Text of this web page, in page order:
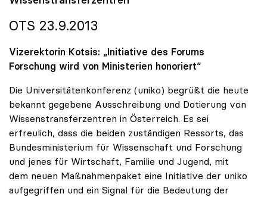
OTS 23.9.2013
Vizerektorin Kotsis: „Initiative des Forums
Forschung wird von Ministerien honoriert“
Die Universitätenkonferenz (uniko) begrüßt die heute
bekannt gegebene Ausschreibung und Dotierung von
Wissenstransferzentren in Österreich. Es sei
erfreulich, dass die beiden zuständigen Ressorts, das
Bundesministerium für Wissenschaft und Forschung
und jenes für Wirtschaft, Familie und Jugend, mit
dem neuen Maßnahmenpaket eine Initiative der uniko
aufgegriffen und ein Signal für die Bedeutung der